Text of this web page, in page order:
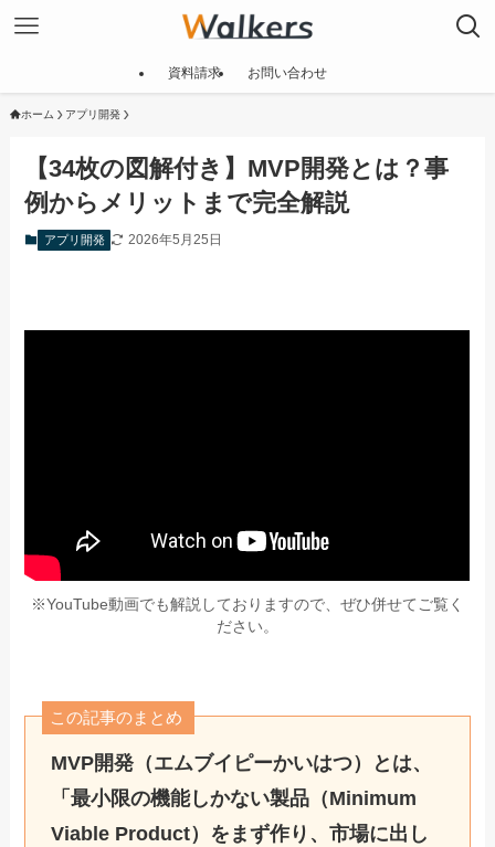
資料請求 お問い合わせ
ホーム アプリ開発
【34枚の図解付き】MVP開発とは？事
例からメリットまで完全解説
アプリ開発 2026年5月25日
※YouTube動画でも解説しておりますので、ぜひ併せてご覧く
ださい。
この記事のまとめ
MVP開発（エムブイピーかいはつ）とは、
「最小限の機能しかない製品（Minimum
Viable Product）をまず作り、市場に出し